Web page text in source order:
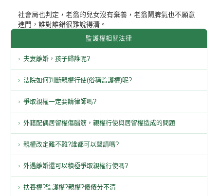
社會局也判定，老翁的兒女沒有棄養，老翁鬧脾氣也不願意
進門，誰對誰錯很難說得清。
監護權相關法律
夫妻離婚，孩子歸誰呢?
法院如何判斷親權行使(俗稱監護權)呢?
爭取親權一定要請律師嗎?
外籍配偶居留權傷腦筋，親權行使與居留權造成的問題
親權改定難不難?誰都可以聲請嗎?
外遇離婚還可以積極爭取親權行使嗎?
扶養權?監護權?親權?傻傻分不清